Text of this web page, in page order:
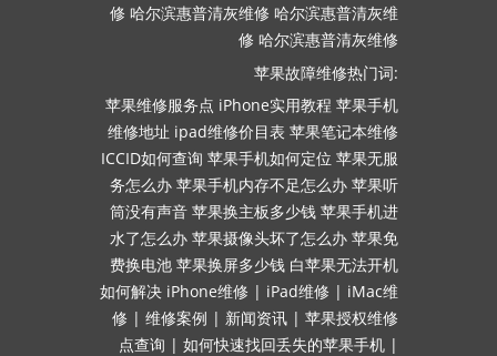
修 哈尔滨惠普清灰维修 哈尔滨惠普清灰维
修 哈尔滨惠普清灰维修
苹果故障维修热门词:
苹果维修服务点 iPhone实用教程 苹果手机
维修地址 ipad维修价目表 苹果笔记本维修
ICCID如何查询 苹果手机如何定位 苹果无服
务怎么办 苹果手机内存不足怎么办 苹果听
筒没有声音 苹果换主板多少钱 苹果手机进
水了怎么办 苹果摄像头坏了怎么办 苹果免
费换电池 苹果换屏多少钱 白苹果无法开机
如何解决 iPhone维修 | iPad维修 | iMac维
修 | 维修案例 | 新闻资讯 | 苹果授权维修
点查询 | 如何快速找回丢失的苹果手机 |